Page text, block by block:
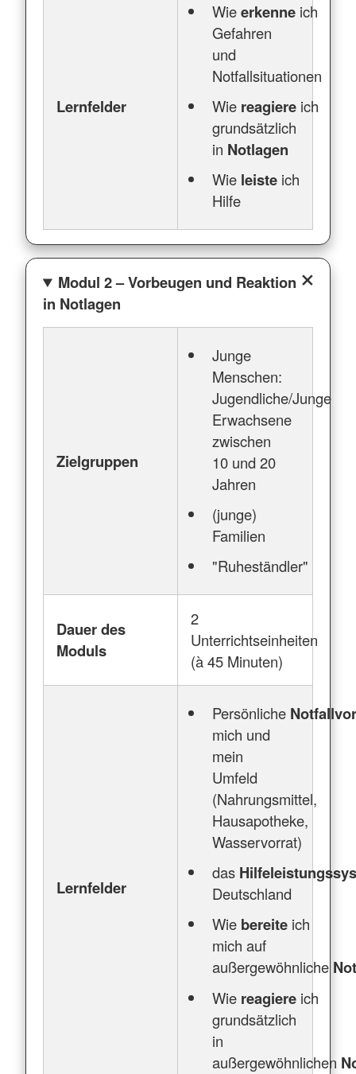
Lernfelder
Wieerkenne ich
Gefahren
und
Notfallsituationen
Wie reagiere ich
grundsätzlich
in Notlagen
Wie leiste ich
Hilfe
Modul 2 – Vorbeugen und Reaktion
in Notlagen
Zielgruppen
Junge
Menschen:
Jugendliche/Junge
Erwachsene
zwischen
10 und 20
Jahren
(junge)
Familien
"Ruheständler"
Dauer des
Moduls
2
Unterrichtseinheiten
(à 45 Minuten)
Lernfelder
Persönliche
mich und
mein
Umfeld
(Nahrungsmittel,
Hausapotheke,
Wasservorrat)
das
Deutschland
Wie bereite ich
mich auf
außergewöhnliche
Wie reagiere ich
grundsätzlich
in
außergewöhnlichen